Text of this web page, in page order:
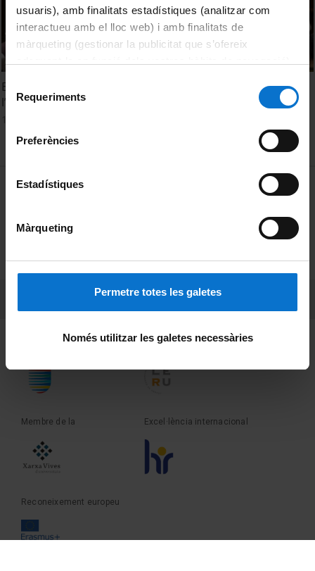
usuaris), amb finalitats estadístiques (analitzar com
interactueu amb el lloc web) i amb finalitats de
màrqueting (gestionar la publicitat que s’ofereix
consultar laPolítica de galetes del lloc web de la
Selecció
de Requeriments
Preferències
Estadístiques
Màrqueting
Permetre totes les galetes
Només utilitzar les galetes necessàries
Emocions, motivació i repte: La neurociència de
l’optimisme - Club d’Intel·ligència Emocional Alumni UB
MENÚ PEU 1
Privadesa i termes
Sobre UBtv
Fundadora de la Membre de la
Membre de la Excel·lència internacional
Reconeixement europeu